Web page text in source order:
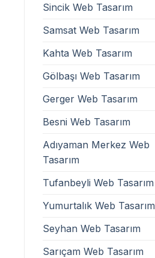
Sincik Web Tasarım
Samsat Web Tasarım
Kahta Web Tasarım
Gölbaşı Web Tasarım
Gerger Web Tasarım
Besni Web Tasarım
Adıyaman Merkez Web
Tasarım
Tufanbeyli Web Tasarım
Yumurtalık Web Tasarım
Seyhan Web Tasarım
Sarıçam Web Tasarım